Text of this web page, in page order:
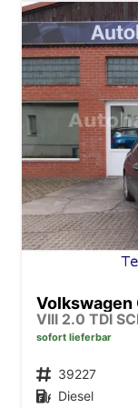
Volkswagen
VIII 2.0 TDI
sofort lieferbar
Fahrzeugnr. 39227
Kraftstoff Diesel